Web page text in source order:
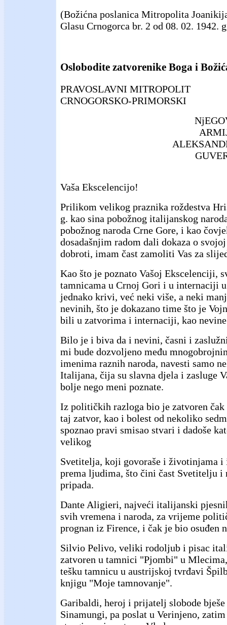
(Božićna poslanica Mitropolita
Glasu Crnogorca br. 2 od 08. 02. 1942.
Oslobodite zatvorenike Boga i
PRAVOSLAVNI MITROPOLIT
CRNOGORSKO-PRIMORSKI
Vaša Ekscelencijo!
Prilikom velikog praznika roždestva
g. kao sina pobožnog italijanskog
pobožnog naroda Crne Gore, i kao
dosadašnjim radom dali dokaza o
dobroti, imam čast zamoliti Vas za
Kao što je poznato Vašoj Ekscelenciji,
tamnicama u Crnoj Gori i u internaciji
jednako krivi, već neki više, a neki
nevinih, što je dokazano time što je
bili u zatvorima i internaciji, kao
Bilo je i biva da i nevini, časni i
mi bude dozvoljeno među
imenima raznih naroda, navesti samo
Italijana, čija su slavna djela i zasluge
bolje nego meni poznate.
Iz političkih razloga bio je zatvoren
taj zatvor, kao i bolest od nekoliko
spoznao pravi smisao stvari i dadoše
velikog
Svetitelja, koji govoraše i životinjama i
prema ljudima, što čini čast Svetitelju i
pripada.
Dante Aligieri, najveći italijanski
svih vremena i naroda, za vrijeme
prognan iz Firence, i čak je bio osuđen
Silvio Pelivo, veliki rodoljub i pisac
zatvoren u tamnici "Pjombi" u
tešku tamnicu u austrijskoj tvrđavi
knjigu "Moje tamnovanje".
Garibaldi, heroj i prijatelj slobode bješe
Sinamungi, pa poslat u Verinjeno,